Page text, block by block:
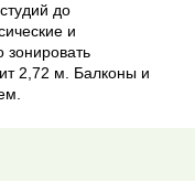
до
и
зонировать
2,72 м. Балконы и